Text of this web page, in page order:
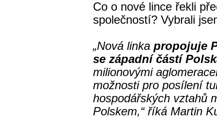
Co o nové lince řekli
společností? Vybrali
„Nová linka propojuje
se západní částí
milionovými
možnosti pro posílení
hospodářských vztahů
Polskem,“ říká Martin